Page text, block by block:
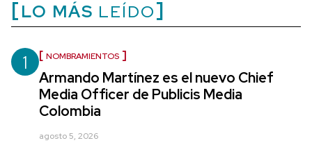
LO MÁS LEÍDO
1 NOMBRAMIENTOS
Armando Martínez es el nuevo Chief
Media Officer de Publicis Media
Colombia
agosto 5, 2026